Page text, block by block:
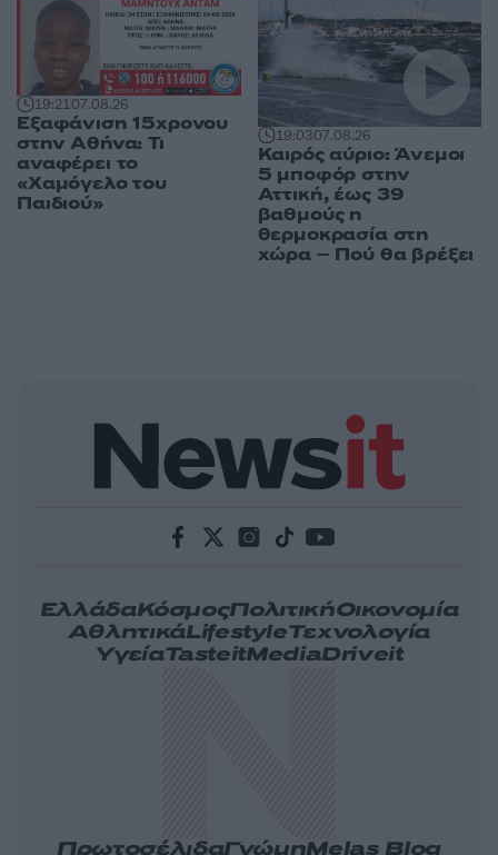
19:2107.08.26
Εξαφάνιση 15χρονου
στην Αθήνα: Τι
αναφέρει το
«Χαμόγελο του
Παιδιού»
19:0307.08.26
Καιρός αύριο: Άνεμοι
5 μποφόρ στην
Αττική, έως 39
βαθμούς η
θερμοκρασία στη
χώρα – Πού θα βρέξει
ΕλλάδαΚόσμοςΠολιτικήΟικονομία
ΑθλητικάLifestyleΤεχνολογία
ΥγείαTasteitMediaDriveit
ΠρωτοσέλιδαΓνώμηMelas Blog